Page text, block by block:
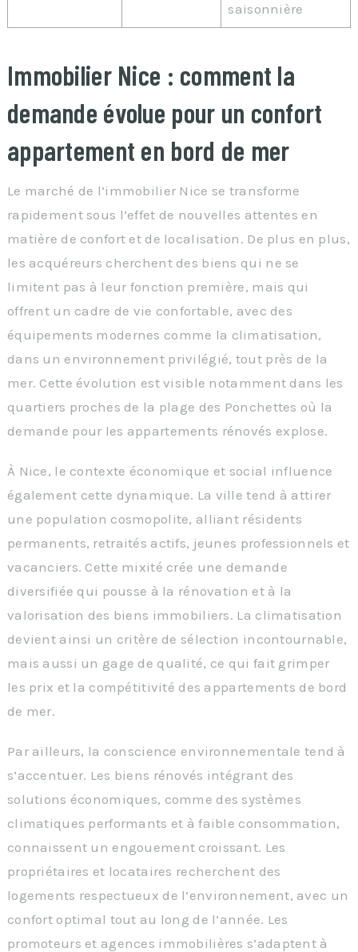
saisonnière
Immobilier Nice : comment la
demande évolue pour un confort
appartement en bord de mer
Le marché de l’immobilier Nice se transforme
rapidement sous l’effet de nouvelles attentes en
matière de confort et de localisation. De plus en plus,
les acquéreurs cherchent des biens qui ne se
limitent pas à leur fonction première, mais qui
offrent un cadre de vie confortable, avec des
équipements modernes comme la climatisation,
dans un environnement privilégié, tout près de la
mer. Cette évolution est visible notamment dans les
quartiers proches de la plage des Ponchettes où la
demande pour les appartements rénovés explose.
À Nice, le contexte économique et social influence
également cette dynamique. La ville tend à attirer
une population cosmopolite, alliant résidents
permanents, retraités actifs, jeunes professionnels et
vacanciers. Cette mixité crée une demande
diversifiée qui pousse à la rénovation et à la
valorisation des biens immobiliers. La climatisation
devient ainsi un critère de sélection incontournable,
mais aussi un gage de qualité, ce qui fait grimper
les prix et la compétitivité des appartements de bord
de mer.
Par ailleurs, la conscience environnementale tend à
s’accentuer. Les biens rénovés intégrant des
solutions économiques, comme des systèmes
climatiques performants et à faible consommation,
connaissent un engouement croissant. Les
propriétaires et locataires recherchent des
logements respectueux de l’environnement, avec un
confort optimal tout au long de l’année. Les
promoteurs et agences immobilières s’adaptent à